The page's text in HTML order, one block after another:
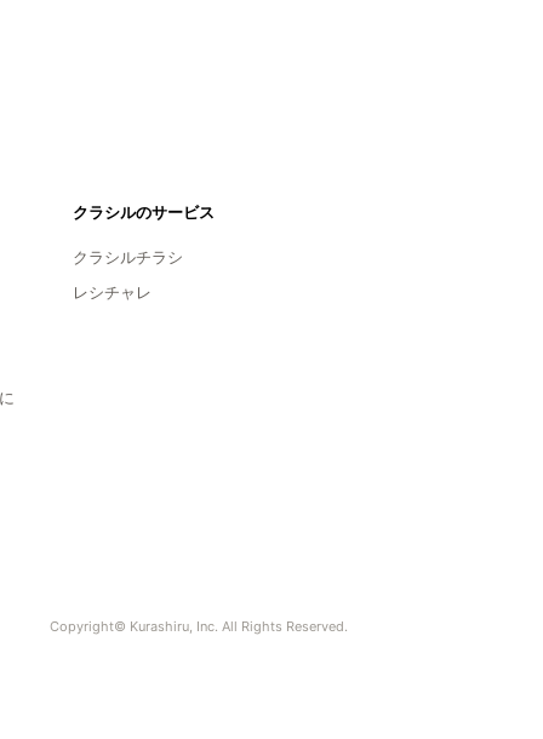
クラシルのサービス
クラシルチラシ
レシチャレ
Copyright© Kurashiru, Inc. All Rights Reserved.